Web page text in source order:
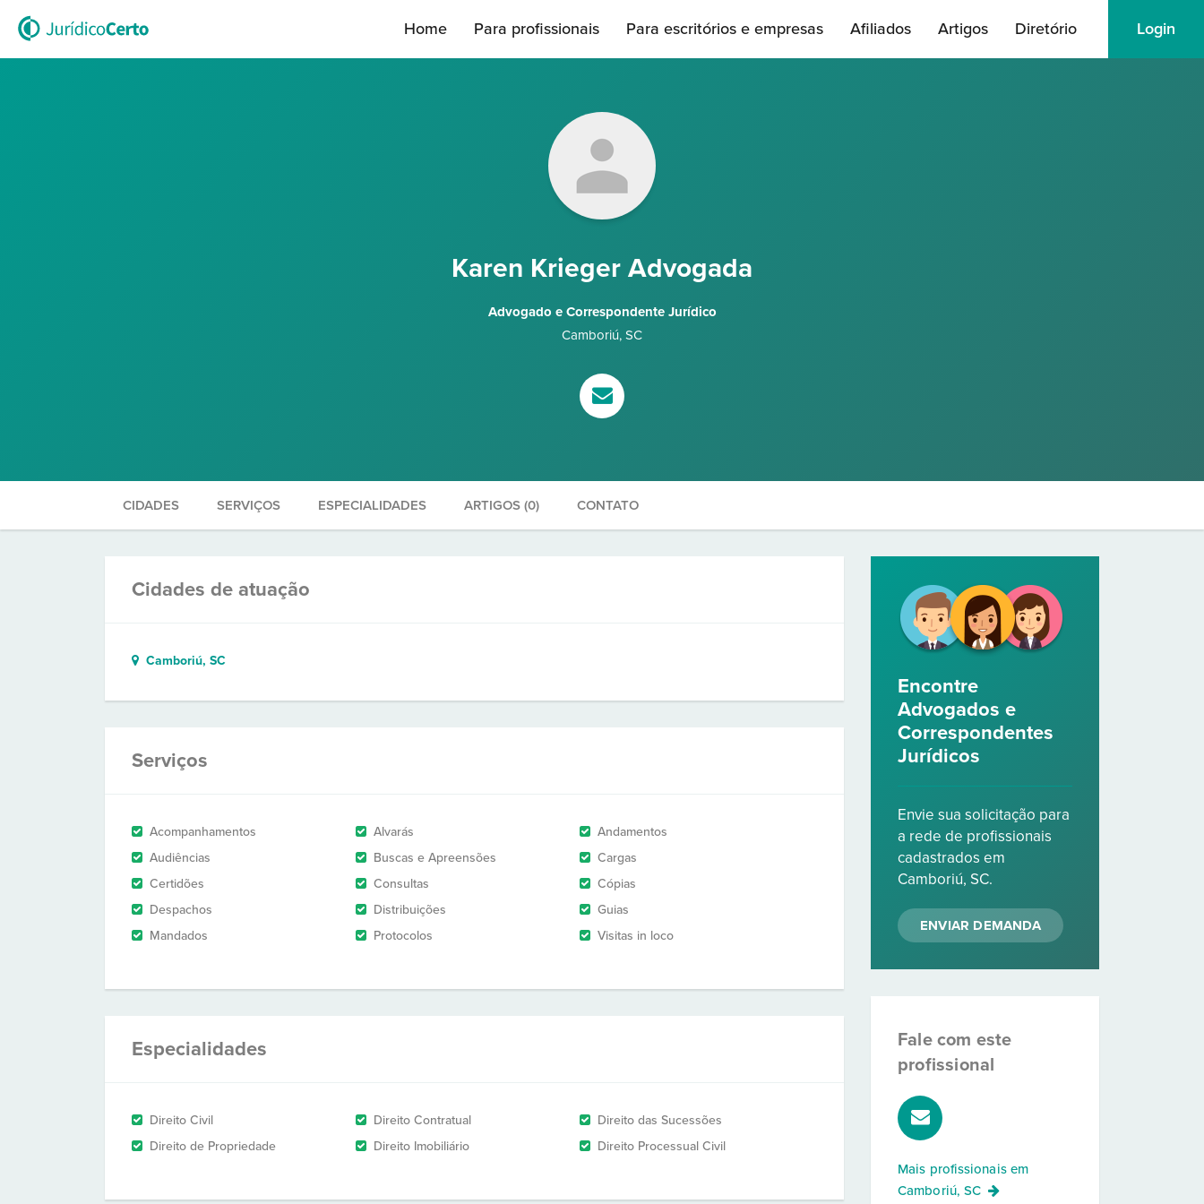
Home Para profissionais Para escritórios e empresas Afiliados Artigos Diretório Login
Karen Krieger Advogada
Advogado e Correspondente Jurídico
Camboriú, SC
CIDADES SERVIÇOS ESPECIALIDADES ARTIGOS (0) CONTATO
Cidades de atuação
Camboriú, SC
Serviços
Acompanhamentos Alvarás
Andamentos
Audiências
Buscas e Apreensões
Cargas
Certidões
Consultas
Cópias
Despachos
Distribuições
Guias
Mandados
Protocolos Visitas in loco
Especialidades
Direito Civil Direito Contratual
Direito das Sucessões
Direito de Propriedade
Direito Imobiliário Direito Processual Civil
Encontre
Advogados e
Correspondentes
Jurídicos
Envie sua solicitação para
a rede de profissionais
cadastrados em
Camboriú, SC.
ENVIAR DEMANDA
Fale com este
profissional
Mais profissionais em
Camboriú, SC